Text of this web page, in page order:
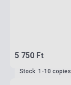
5 750 Ft
Stock: 1-10 copies